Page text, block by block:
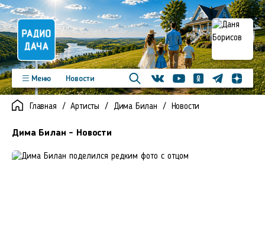
Меню
Новости
Программы
Подкасты
Новинки
Фото
Видео
ВконтактеYoutubeОдноклассники
ТелеграмЯндекс
Главная Артисты Дима Билан Новости
Дима Билан - Новости